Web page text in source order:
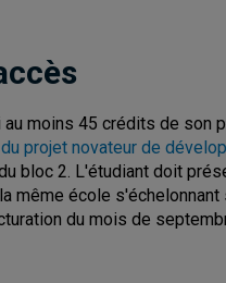
moins 45 crédits de son
projet novateur de
bloc 2. L'étudiant doit
même école
du mois de